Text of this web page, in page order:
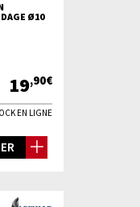
Ø10
19,90€
EN LIGNE